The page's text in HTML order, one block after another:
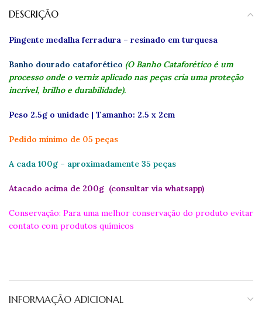
DESCRIÇÃO
Pingente medalha ferradura – resinado em turquesa
Banho dourado cataforético (O Banho Cataforético é um
processo onde o verniz aplicado nas peças cria uma proteção
incrível, brilho e durabilidade).
Peso 2.5g o unidade | Tamanho: 2.5 x 2cm
Pedido mínimo de 05 peças
A cada 100g – aproximadamente 35 peças
Atacado acima de 200g (consultar via whatsapp)
Conservação: Para uma melhor conservação do produto evitar
contato com produtos químicos
INFORMAÇÃO ADICIONAL